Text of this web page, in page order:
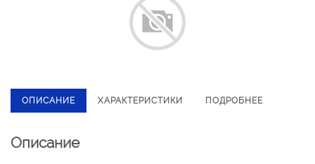
ОПИСАНИЕ ХАРАКТЕРИСТИКИ ПОДРОБНЕЕ
Описание